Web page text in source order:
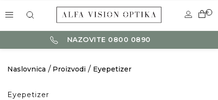
0
NAZOVITE 0800 0890
Naslovnica Proizvodi Eyepetizer
Eyepetizer